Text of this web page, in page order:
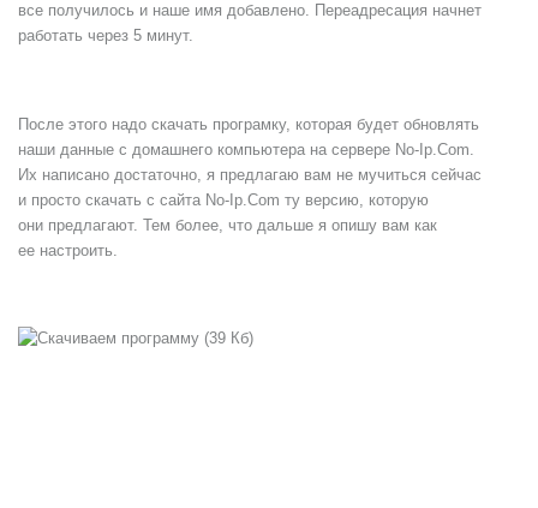
все получилось и наше имя добавлено. Переадресация начнет
работать через 5 минут.
После этого надо скачать програмку, которая будет обновлять
наши данные с домашнего компьютера на сервере No-Ip.Com.
Их написано достаточно, я предлагаю вам не мучиться сейчас
и просто скачать с сайта No-Ip.Com ту версию, которую
они предлагают. Тем более, что дальше я опишу вам как
ее настроить.